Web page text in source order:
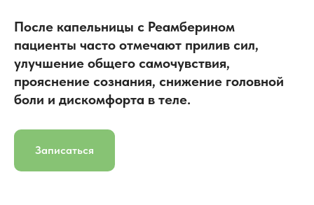
После капельницы с Реамберином
пациенты часто отмечают прилив сил,
улучшение общего самочувствия,
прояснение сознания, снижение головной
боли и дискомфорта в теле.
Записаться